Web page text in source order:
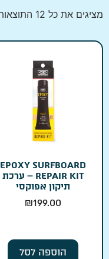
מציגים את כל ⁦12⁩ התוצאות
EPOXY SURFBOARD
REPAIR KIT – ערכת
תיקון אפוקסי
₪199.00
הוספה לסל